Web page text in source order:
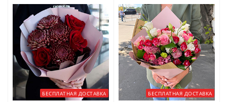
БЕСПЛАТНАЯ ДОСТАВКА БЕСПЛАТНАЯ ДОСТАВКА